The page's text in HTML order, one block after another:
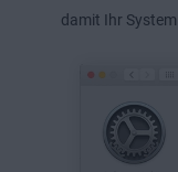
damit Ihr